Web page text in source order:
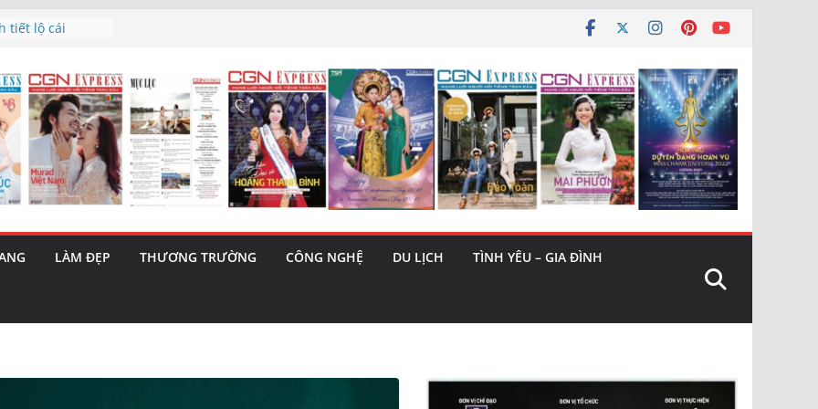
triết lý sống
mai”
bản hit “Tôi là
– 1 Cơ hội
cùng MTH
8): Bật tăng
và nguy cơ trốn
LÀM ĐẸP THƯƠNG TRƯỜNG CÔNG NGHỆ DU LỊCH TÌNH YÊU – GIA ĐÌNH